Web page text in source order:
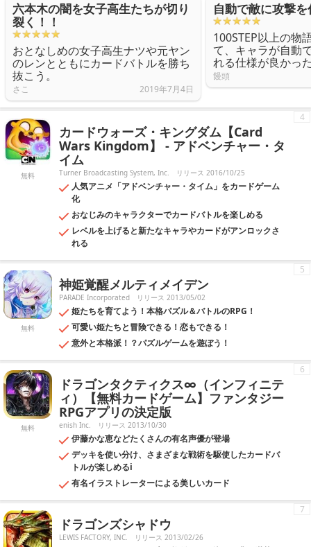
六本木の闇を女子高生たちが切り
裂く！！
おとなしめの女子高生ナツや元ヤン
のレンとともにカードバトルを勝ち
抜こう。
さこ 2019年7月4日
自動で敵に攻撃
100STEP以上の物
て、キャラが自動
れる仕様が良かっ
饅頭
無料
カードウォーズ・キングダム【Card
Wars Kingdom】 - アドベンチャー・タ
イム
Turner Broadcasting System, Inc. リリース 2016/10/25
人気アニメ「アドベンチャー・タイム」をカードゲーム
化
おなじみのキャラクターでカードバトルを楽しめる
レベルを上げると新たなキャラやカードがアンロックさ
れる
4
無料
神姫覚醒メルティメイデン
PARADE Incorporated リリース 2013/05/02
姫たちを育てよう！本格パズル＆バトルのRPG！
可愛い姫たちと冒険できる！恋もできる！
意外と本格派！？パズルゲームを遊ぼう！
5
無料
ドラゴンタクティクス∞（インフィニテ
ィ）【無料カードゲーム】ファンタジー
RPGアプリの決定版
enish Inc. リリース 2013/10/30
伊藤かな恵などたくさんの有名声優が登場
デッキを使い分け、さまざまな戦術を駆使したカードバ
トルが楽しめるi
有名イラストレーターによる美しいカード
6
ドラゴンズシャドウ
LEWIS FACTORY, INC. リリース 2013/02/26
7